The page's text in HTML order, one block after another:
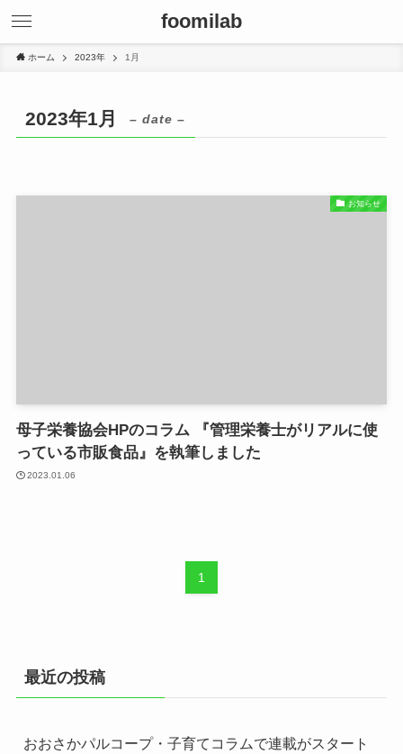
foomilab
ホーム 2023年 1月
2023年1月 – date –
お知らせ
母子栄養協会HPのコラム 『管理栄養士がリアルに使
っている市販食品』を執筆しました
2023.01.06
1
最近の投稿
おおさかパルコープ・子育てコラムで連載がスタート